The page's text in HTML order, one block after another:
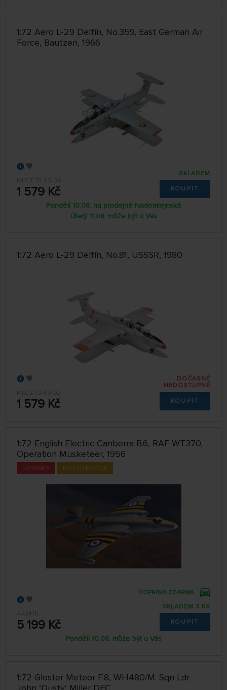
1:72 Aero L-29 Delfín, No.359, East German Air
Force, Bautzen, 1966
MLCZ-72-03-06
1 579 Kč
SKLADEM
KOUPIT
Pondělí 10.08. na prodejně Nademlejnská
Úterý 11.08. může být u Vás
1:72 Aero L-29 Delfín, No.81, USSSR, 1980
MLCZ-72-03-02
1 579 Kč
DOČASNĚ
NEDOSTUPNÉ
KOUPIT
1:72 English Electric Canberra B.6, RAF WT370,
Operation Musketeer, 1956
NOVINKA PRO NÁROČNÉ
AA34711
5 199 Kč
DOPRAVA ZDARMA
SKLADEM 3 KS
KOUPIT
Pondělí 10.08. může být u Vás
1:72 Gloster Meteor F.8, WH480/M. Sqn Ldr